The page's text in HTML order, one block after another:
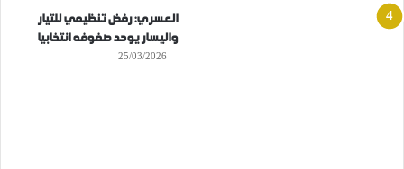
العسري: رفض تنظيمي للتيار
واليسار يوحد صفوفه انتخابيا
25/03/2026